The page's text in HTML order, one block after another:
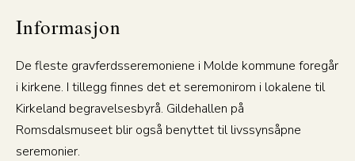
Informasjon
De fleste gravferdsseremoniene i Molde kommune foregår
i kirkene. I tillegg finnes det et seremonirom i lokalene til
Kirkeland begravelsesbyrå. Gildehallen på
Romsdalsmuseet blir også benyttet til livssynsåpne
seremonier.